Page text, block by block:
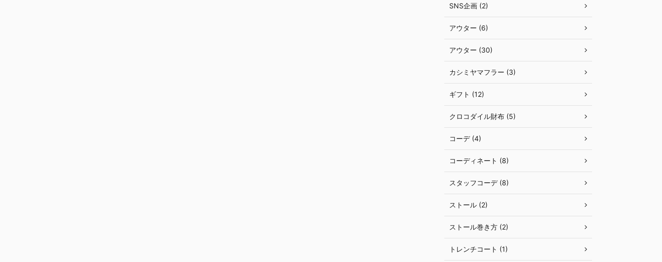
SNS企画 (2)
アウター (6)
アウター (30)
カシミヤマフラー (3)
ギフト (12)
クロコダイル財布 (5)
コーデ (4)
コーディネート (8)
スタッフコーデ (8)
ストール (2)
ストール巻き方 (2)
トレンチコート (1)